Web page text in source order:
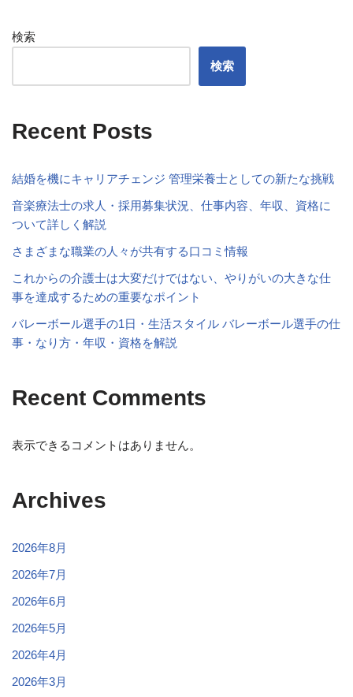
検索
検索
Recent Posts
結婚を機にキャリアチェンジ 管理栄養士としての新たな挑戦
音楽療法士の求人・採用募集状況、仕事内容、年収、資格に
ついて詳しく解説
さまざまな職業の人々が共有する口コミ情報
これからの介護士は大変だけではない、やりがいの大きな仕
事を達成するための重要なポイント
バレーボール選手の1日・生活スタイル バレーボール選手の仕
事・なり方・年収・資格を解説
Recent Comments
表示できるコメントはありません。
Archives
2026年8月
2026年7月
2026年6月
2026年5月
2026年4月
2026年3月